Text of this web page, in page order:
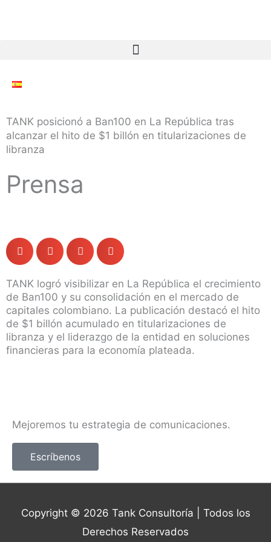
TANK posicionó a Ban100 en La República tras
alcanzar el hito de $1 billón en titularizaciones de
libranza
Prensa
TANK logró visibilizar en La República el crecimiento
de Ban100 y su consolidación en el mercado de
capitales colombiano. La publicación destacó el hito
de $1 billón acumulado en titularizaciones de
libranza y el liderazgo de la entidad en soluciones
financieras para la economía plateada.
Mejoremos tu estrategia de comunicaciones.
Escríbenos
Copyright © 2026 Tank Consultoría | Todos los
Derechos Reservados